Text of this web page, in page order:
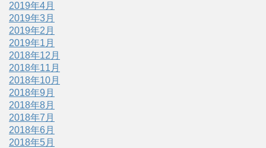
2019年4月
2019年3月
2019年2月
2019年1月
2018年12月
2018年11月
2018年10月
2018年9月
2018年8月
2018年7月
2018年6月
2018年5月